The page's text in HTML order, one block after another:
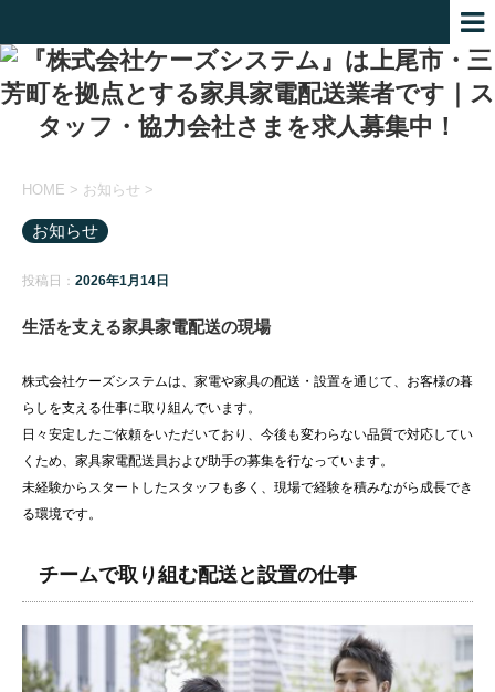
HOME > お知らせ >
お知らせ
投稿日： 2026年1月14日
生活を支える家具家電配送の現場
株式会社ケーズシステムは、家電や家具の配送・設置を通じて、お客様の暮
らしを支える仕事に取り組んでいます。
日々安定したご依頼をいただいており、今後も変わらない品質で対応してい
くため、家具家電配送員および助手の募集を行なっています。
未経験からスタートしたスタッフも多く、現場で経験を積みながら成長でき
る環境です。
チームで取り組む配送と設置の仕事